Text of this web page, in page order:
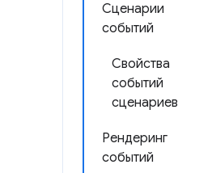
Сценарии
событий
Свойства
событий
сценариев
Рендеринг
событий